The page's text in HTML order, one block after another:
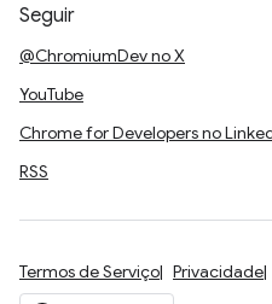
Seguir
@ChromiumDev no X
YouTube
Chrome for Developers no
RSS
Termos de Serviço Privacidade